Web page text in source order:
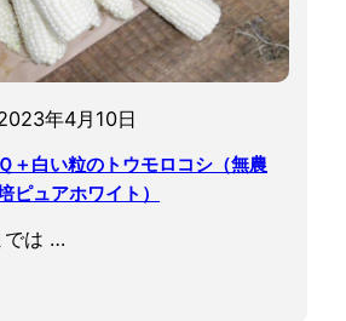
年4月10日
＋白い粒のトウモロコシ（無農
ピュアホワイト）
では …